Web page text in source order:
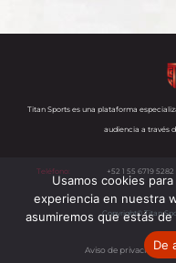
Titan Sports es una plataforma
audiencia a través
Teléfono: +52 1 55 6719 5282
Copyright© Titan
Aviso de privacidad
Usamos cookies
experiencia en nuestra
asumiremos que estás
De